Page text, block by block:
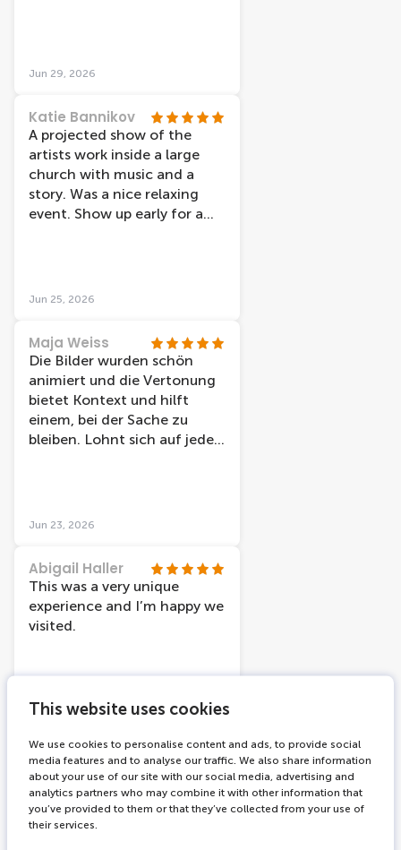
This website uses cookies
We use cookies to personalise content and ads, to provide social
media features and to analyse our traffic. We also share information
about your use of our site with our social media, advertising and
analytics partners who may combine it with other information that
you’ve provided to them or that they’ve collected from your use of
their services.
Vriendelijke mensen en alles
tevoren. Aanrader!
Jun 29, 2026
Katie Bannikov
A projected show of the
artists work inside a large
church with music and a
story. Was a nice relaxing
event. Show up early for a
Jun 25, 2026
Maja Weiss
Die Bilder wurden schön
animiert und die Vertonung
bietet Kontext und hilft
einem, bei der Sache zu
bleiben. Lohnt sich auf jeden
Jun 23, 2026
Abigail Haller
This was a very unique
experience and I’m happy we
visited.
Jun 23, 2026
Gert Brits
Didn't go there with any
expectations, it was